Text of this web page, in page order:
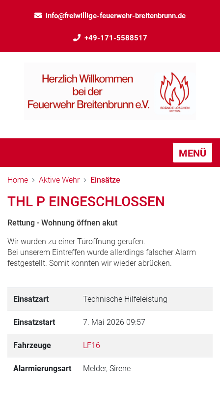
info@freiwillige-feuerwehr-breitenbrunn.de
+49-171-5588517
MENÜ
Home Aktive Wehr Einsätze
THL P EINGESCHLOSSEN
Rettung - Wohnung öffnen akut
Wir wurden zu einer Türoffnung gerufen.
Bei unserem Eintreffen wurde allerdings falscher Alarm
festgestellt. Somit konnten wir wieder abrücken.
Einsatzart Technische Hilfeleistung
Einsatzstart 7. Mai 2026 09:57
Fahrzeuge LF16
Alarmierungsart Melder, Sirene